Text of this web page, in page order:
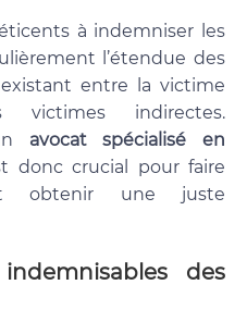
à indemniser les
l’étendue des
entre la victime
indirectes.
avocat spécialisé en
donc crucial pour faire
obtenir une juste
des